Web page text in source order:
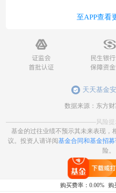
至APP查看
天天基金
数据来源：东方
风险
基金的过往业绩不预示其未来表现，
议。投资人请详阅基金合同和基金招
险。
购买费率： 0.00% 购
打开